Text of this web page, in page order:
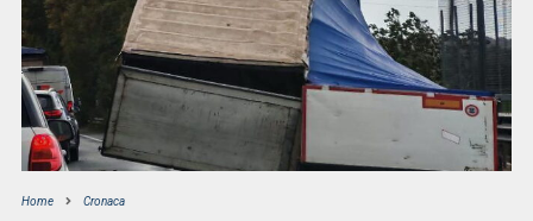
Home Cronaca